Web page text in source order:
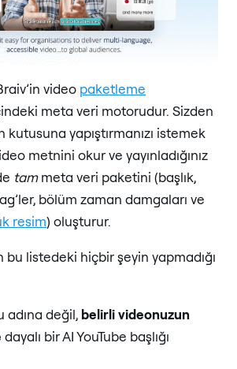
video paketleme
meta veri motorudur. Sizden
yapıştırmanızı istemek
metnini okur ve yayınladığınız
tammeta veri paketini (başlık,
bölüm zaman damgaları ve
resim) oluşturur.
bu listedeki hiçbir şeyin yapmadığı
adına değil, belirli videonuzun
dayalı bir AI YouTube başlığı